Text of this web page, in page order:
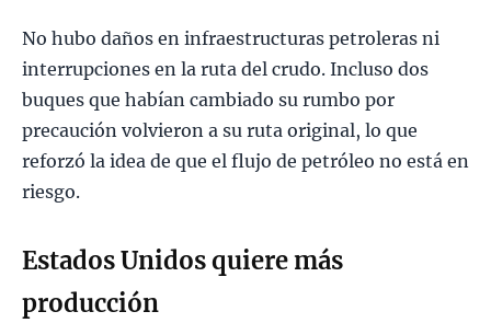
No hubo daños en infraestructuras petroleras ni
interrupciones en la ruta del crudo. Incluso dos
buques que habían cambiado su rumbo por
precaución volvieron a su ruta original, lo que
reforzó la idea de que el flujo de petróleo no está en
riesgo.
Estados Unidos quiere más
producción